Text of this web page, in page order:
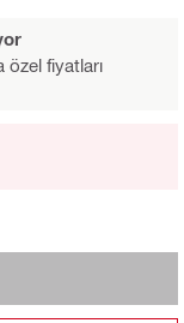
özel fiyatları